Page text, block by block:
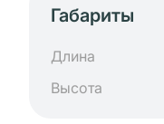
Габариты
Длина
Высота